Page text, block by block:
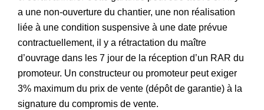
a une non-ouverture du chantier, une non réalisation
liée à une condition suspensive à une date prévue
contractuellement, il y a rétractation du maître
d’ouvrage dans les 7 jour de la réception d’un RAR du
promoteur. Un constructeur ou promoteur peut exiger
3% maximum du prix de vente (dépôt de garantie) à la
signature du compromis de vente.